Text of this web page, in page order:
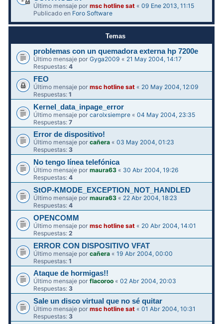
Último mensaje pormsc hotline sat «09 Ene 2013, 11:15
Publicado en Foro Software
Temas
problemas con un quemadora externa hp 7200e
Último mensaje porGyga2009 « 21 May 2004, 14:17
Respuestas:4
FEO
Último mensaje pormsc hotline sat « 20 May 2004, 12:09
Respuestas:1
Kernel_data_inpage_error
Último mensaje porcarolxsiempre «04 May 2004, 23:35
Respuestas:7
Error de dispositivo!
Último mensaje porcañera «03 May 2004, 01:23
Respuestas: 3
No tengo línea telefónica
Último mensaje pormaura63 « 30 Abr 2004, 19:26
Respuestas:4
StOP-KMODE_EXCEPTION_NOT_HANDLED
Último mensaje pormaura63 « 22 Abr 2004, 18:23
Respuestas:4
OPENCOMM
Último mensaje pormsc hotline sat « 20 Abr 2004, 14:01
Respuestas:2
ERROR CON DISPOSITIVO VFAT
Último mensaje porcañera «19 Abr 2004, 00:00
Respuestas:1
Ataque de hormigas!!
Último mensaje porflacoroo «02 Abr 2004, 20:03
Respuestas:3
Sale un disco virtual que no sé quitar
Último mensaje pormsc hotline sat «01 Abr 2004, 10:31
Respuestas: 3